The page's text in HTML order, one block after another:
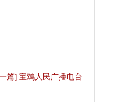
篇] 宝鸡人民广播电台